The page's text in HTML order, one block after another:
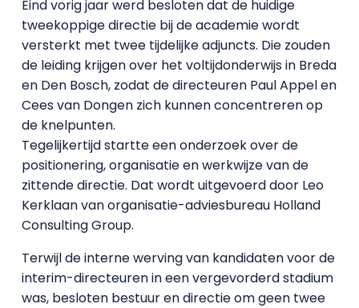
Eind vorig jaar werd besloten dat de huidige
tweekoppige directie bij de academie wordt
versterkt met twee tijdelijke adjuncts. Die zouden
de leiding krijgen over het voltijdonderwijs in Breda
en Den Bosch, zodat de directeuren Paul Appel en
Cees van Dongen zich kunnen concentreren op
de knelpunten.
Tegelijkertijd startte een onderzoek over de
positionering, organisatie en werkwijze van de
zittende directie. Dat wordt uitgevoerd door Leo
Kerklaan van organisatie-adviesbureau Holland
Consulting Group.
Terwijl de interne werving van kandidaten voor de
interim-directeuren in een vergevorderd stadium
was, besloten bestuur en directie om geen twee